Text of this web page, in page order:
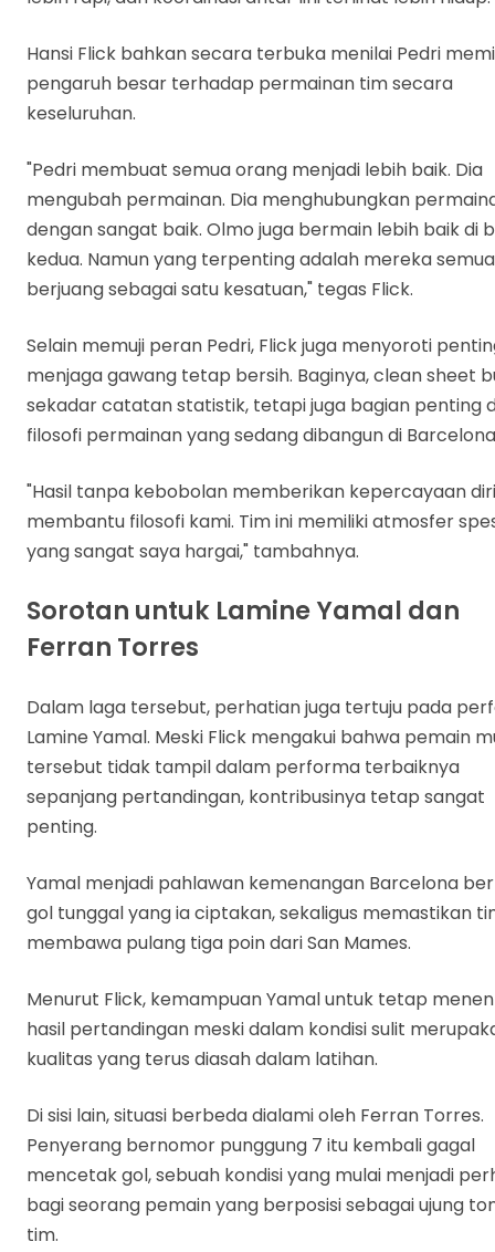
Hansi Flick bahkan secara terbuka menilai Pedri
pengaruh besar terhadap permainan tim secara
keseluruhan.
"Pedri membuat semua orang menjadi lebih baik. Dia
mengubah permainan. Dia menghubungkan
dengan sangat baik. Olmo juga bermain lebih baik di
kedua. Namun yang terpenting adalah mereka
berjuang sebagai satu kesatuan," tegas Flick.
Selain memuji peran Pedri, Flick juga menyoroti
menjaga gawang tetap bersih. Baginya, clean sheet
sekadar catatan statistik, tetapi juga bagian penting
filosofi permainan yang sedang dibangun di
"Hasil tanpa kebobolan memberikan kepercayaan
membantu filosofi kami. Tim ini memiliki atmosfer
yang sangat saya hargai," tambahnya.
Sorotan untuk Lamine Yamal dan
Ferran Torres
Dalam laga tersebut, perhatian juga tertuju pada
Lamine Yamal. Meski Flick mengakui bahwa pemain
tersebut tidak tampil dalam performa terbaiknya
sepanjang pertandingan, kontribusinya tetap sangat
penting.
Yamal menjadi pahlawan kemenangan Barcelona
gol tunggal yang ia ciptakan, sekaligus memastikan
membawa pulang tiga poin dari San Mames.
Menurut Flick, kemampuan Yamal untuk tetap
hasil pertandingan meski dalam kondisi sulit
kualitas yang terus diasah dalam latihan.
Di sisi lain, situasi berbeda dialami oleh Ferran Torres.
Penyerang bernomor punggung 7 itu kembali gagal
mencetak gol, sebuah kondisi yang mulai menjadi
bagi seorang pemain yang berposisi sebagai ujung
tim.